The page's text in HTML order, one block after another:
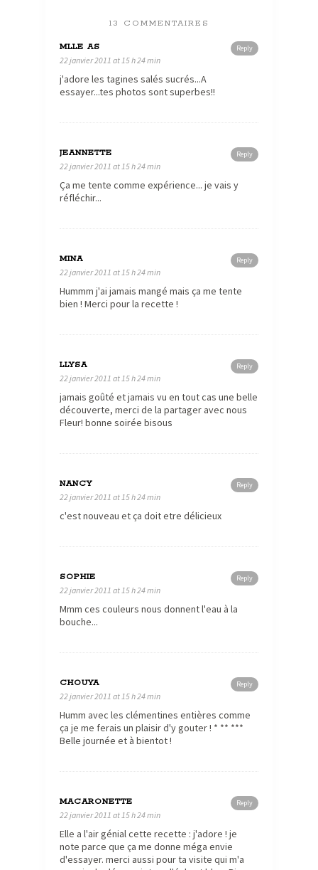
13 COMMENTAIRES
Reply
MLLE AS
22 janvier 2011 at 15 h 24 min
j'adore les tagines salés sucrés...A
essayer...tes photos sont superbes!!
Reply
JEANNETTE
22 janvier 2011 at 15 h 24 min
Ça me tente comme expérience... je vais y
réfléchir...
Reply
MINA
22 janvier 2011 at 15 h 24 min
Hummm j'ai jamais mangé mais ça me tente
bien ! Merci pour la recette !
Reply
LLYSA
22 janvier 2011 at 15 h 24 min
jamais goûté et jamais vu en tout cas une belle
découverte, merci de la partager avec nous
Fleur! bonne soirée bisous
Reply
NANCY
22 janvier 2011 at 15 h 24 min
c'est nouveau et ça doit etre délicieux
Reply
SOPHIE
22 janvier 2011 at 15 h 24 min
Mmm ces couleurs nous donnent l'eau à la
bouche...
Reply
CHOUYA
22 janvier 2011 at 15 h 24 min
Humm avec les clémentines entières comme
ça je me ferais un plaisir d'y gouter ! * ** ***
Belle journée et à bientot !
Reply
MACARONETTE
22 janvier 2011 at 15 h 24 min
Elle a l'air génial cette recette : j'adore ! je
note parce que ça me donne méga envie
d'essayer. merci aussi pour ta visite qui m'a